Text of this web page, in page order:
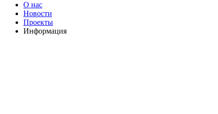
О нас
Новости
Проекты
Информация